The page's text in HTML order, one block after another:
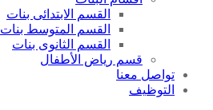
القسم الابتدائى بنات
القسم المتوسط بنات
القسم الثانوى بنات
قسم رياض الأطفال
تواصل معنا
التوظيف